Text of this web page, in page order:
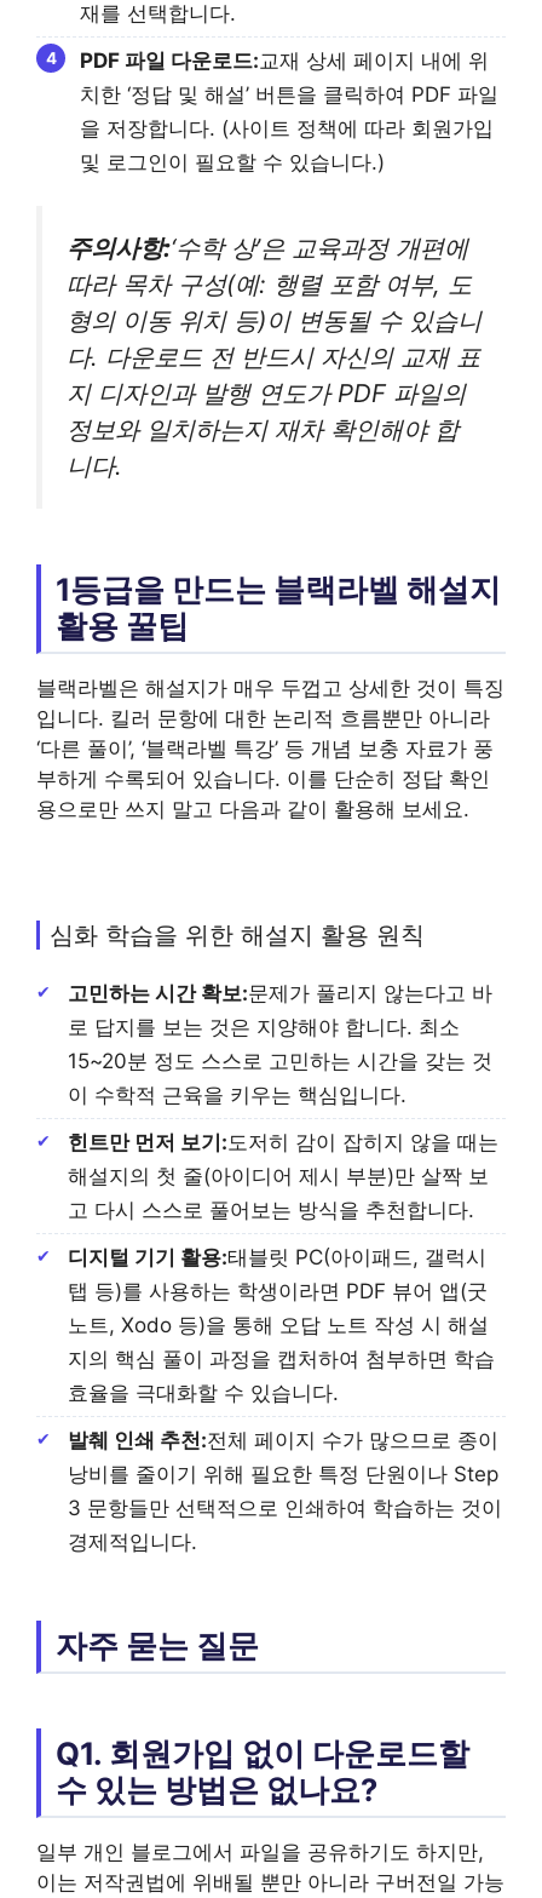
재를 선택합니다.
PDF 파일 다운로드:교재 상세 페이지 내에 위
치한 ‘정답 및 해설’ 버튼을 클릭하여 PDF 파일
을 저장합니다. (사이트 정책에 따라 회원가입
및 로그인이 필요할 수 있습니다.)
주의사항:‘수학 상’은 교육과정 개편에
따라 목차 구성(예: 행렬 포함 여부, 도
형의 이동 위치 등)이 변동될 수 있습니
다. 다운로드 전 반드시 자신의 교재 표
지 디자인과 발행 연도가 PDF 파일의
정보와 일치하는지 재차 확인해야 합
니다.
1등급을 만드는 블랙라벨 해설지
활용 꿀팁
블랙라벨은 해설지가 매우 두껍고 상세한 것이 특징
입니다. 킬러 문항에 대한 논리적 흐름뿐만 아니라
‘다른 풀이’, ‘블랙라벨 특강’ 등 개념 보충 자료가 풍
부하게 수록되어 있습니다. 이를 단순히 정답 확인
용으로만 쓰지 말고 다음과 같이 활용해 보세요.
심화 학습을 위한 해설지 활용 원칙
고민하는 시간 확보:문제가 풀리지 않는다고 바
로 답지를 보는 것은 지양해야 합니다. 최소
15~20분 정도 스스로 고민하는 시간을 갖는 것
이 수학적 근육을 키우는 핵심입니다.
힌트만 먼저 보기: 도저히 감이 잡히지 않을 때는
해설지의 첫 줄(아이디어 제시 부분)만 살짝 보
고 다시 스스로 풀어보는 방식을 추천합니다.
디지털 기기 활용:태블릿 PC(아이패드, 갤럭시
탭 등)를 사용하는 학생이라면 PDF 뷰어 앱(굿
노트, Xodo 등)을 통해 오답 노트 작성 시 해설
지의 핵심 풀이 과정을 캡처하여 첨부하면 학습
효율을 극대화할 수 있습니다.
발췌 인쇄 추천:전체 페이지 수가 많으므로 종이
낭비를 줄이기 위해 필요한 특정 단원이나 Step
3 문항들만 선택적으로 인쇄하여 학습하는 것이
경제적입니다.
자주 묻는 질문
Q1. 회원가입 없이 다운로드할
수 있는 방법은 없나요?
일부 개인 블로그에서 파일을 공유하기도 하지만,
이는 저작권법에 위배될 뿐만 아니라 구버전일 가능